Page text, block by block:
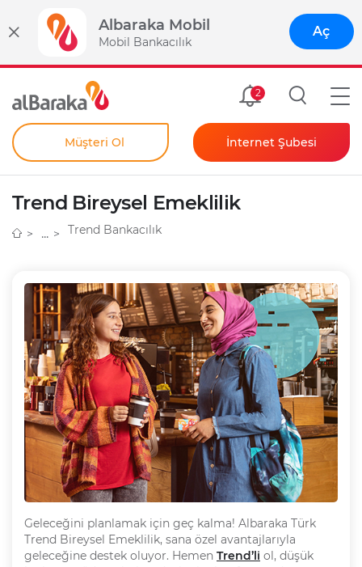
Albaraka Mobil
Mobil Bankacılık
Aç
Size Özel
2
Müşteri Ol
Kendim İçin
Şahıs Firmam İçin
İnternet Şubesi
Bireysel
Kurumsal
Trend Bireysel Emeklilik
Trend Bankacılık
Geleceğini planlamak için geç kalma! Albaraka Türk
Trend Bireysel Emeklilik, sana özel avantajlarıyla
geleceğine destek oluyor. Hemen Trend’li ol, düşük